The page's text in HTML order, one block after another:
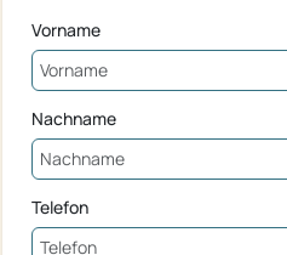
Vorname
Nachname
Telefon